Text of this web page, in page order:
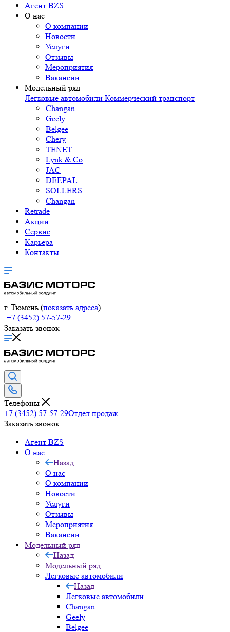
Агент BZS
О нас
О компании
Новости
Услуги
Отзывы
Мероприятия
Вакансии
Модельный ряд
Легковые автомобили Коммерческий транспорт
Changan
Geely
Belgee
Chery
TENET
Lynk & Co
JAC
DEEPAL
SOLLERS
Changan
Retrade
Акции
Сервис
Карьера
Контакты
г. Тюмень (показать адреса)
+7 (3452) 57-57-29
Заказать звонок
Телефоны
+7 (3452) 57-57-29Отдел продаж
Заказать звонок
Агент BZS
О нас
Назад
О нас
О компании
Новости
Услуги
Отзывы
Мероприятия
Вакансии
Модельный ряд
Назад
Модельный ряд
Легковые автомобили
Назад
Легковые автомобили
Changan
Geely
Belgee